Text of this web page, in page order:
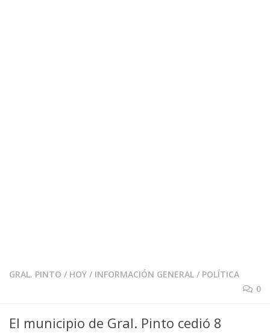
GRAL. PINTO / HOY / INFORMACIÓN GENERAL / POLÍTICA
0
El municipio de Gral. Pinto cedió 8